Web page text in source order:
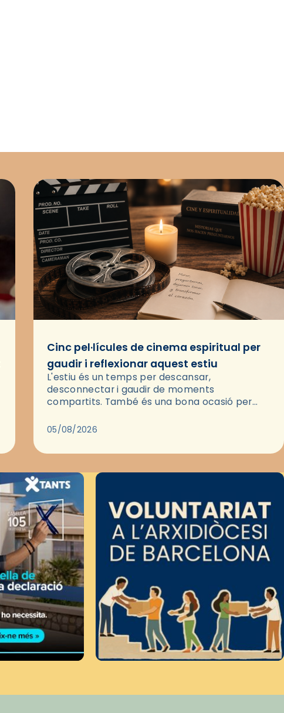
Cinc pel·lícules de cinema espiritual per
gaudir i reflexionar aquest estiu
L'estiu és un temps per descansar,
desconnectar i gaudir de moments
compartits. També és una bona ocasió per
través del cinema, reflexionar sobre les…
05/08/2026